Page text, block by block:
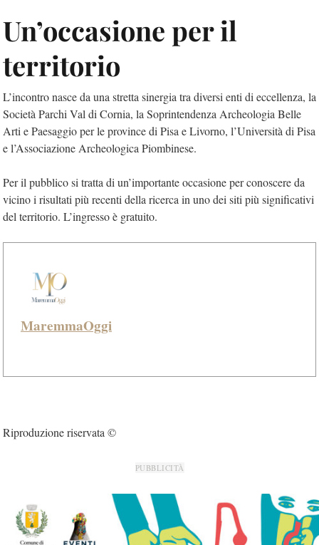
Un’occasione per il
territorio
L’incontro nasce da una stretta sinergia tra diversi enti di eccellenza, la
Società Parchi Val di Cornia, la Soprintendenza Archeologia Belle
Arti e Paesaggio per le province di Pisa e Livorno, l’Università di Pisa
e l’Associazione Archeologica Piombinese.
Per il pubblico si tratta di un’importante occasione per conoscere da
vicino i risultati più recenti della ricerca in uno dei siti più significativi
del territorio. L’ingresso è gratuito.
MaremmaOggi
Riproduzione riservata ©
PUBBLICITÀ